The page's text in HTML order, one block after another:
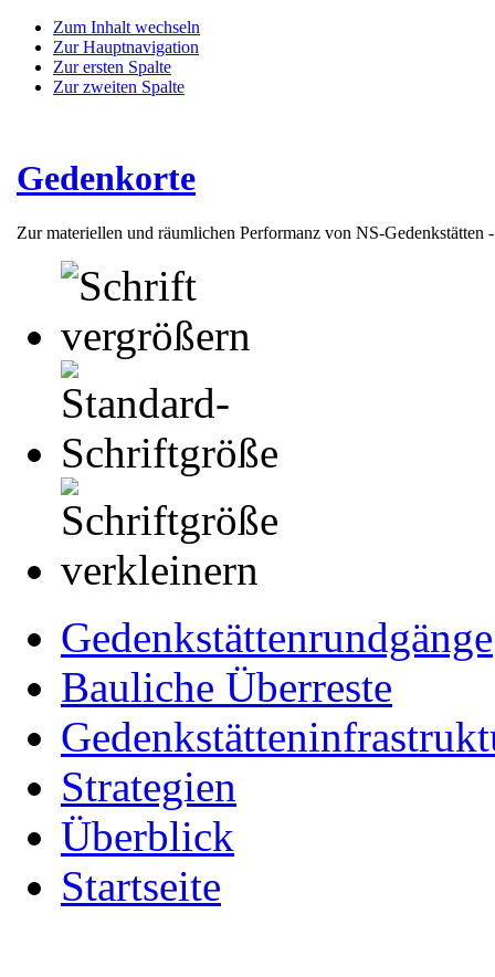
Zum Inhalt wechseln
Zur Hauptnavigation
Zur ersten Spalte
Zur zweiten Spalte
Gedenkorte
Zur materiellen und räumlichen Performanz von NS-Gedenkstätten
Gedenkstättenrundgänge
Bauliche Überreste
Strategien
Überblick
Startseite